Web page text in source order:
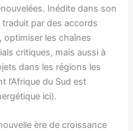
Inédite dans son
par des accords
optimiser les chaînes
critiques, mais aussi à
dans les régions les
l’Afrique du Sud est
ici).
ère de croissance